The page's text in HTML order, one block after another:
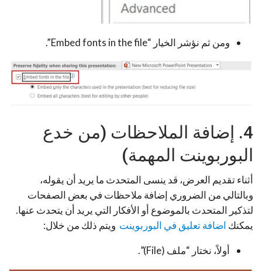
ومن ثم نؤشر الخيار “Embed fonts in the file”.
4. إضافة الملاحظات (من خدع
البوربوينت المهمة)
أثناء تقديم العرض، قد ينسى المتحدث ما يريد أن يقوله،
وبالتالي من الضروري إضافة ملاحظات في بعض الصفحات
لتذكير المتحدث بالموضوع أو الأفكار التي يريد أن يتحدث عنها.
يمكنك اضافة تعليق في البوربوينت ويتم ذلك من خلال:
أولاً، نختار “ملف (File)”.